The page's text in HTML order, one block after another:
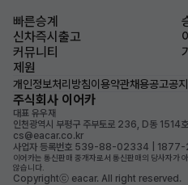
빠른승계
신차즉시출고
커뮤니티
제원
개인정보처리방침이용약관채용공고공
주식회사 이어카
대표 유우재
인천광역시 부평구 주부토로 236, D동 1514호
cs@eacar.co.kr
사업자 등록번호 539-88-02334 |
이어카는 통신판매 중개자로서 통신판매의 당사자가
않습니다.
Copyrightⓒ eacar. All right reserved.